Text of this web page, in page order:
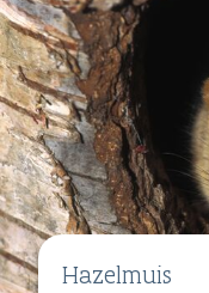
Hazelmuis